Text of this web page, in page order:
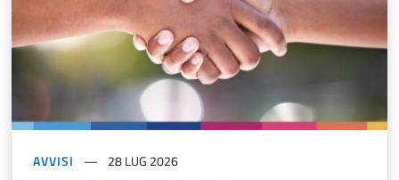
AVVISI 28 LUG 2026